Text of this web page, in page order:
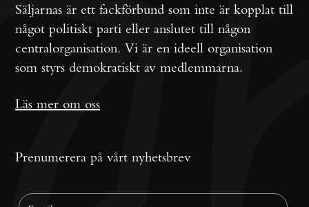
Säljarnas är ett fackförbund som inte är kopplat till
något politiskt parti eller anslutet till någon
centralorganisation. Vi är en ideell organisation
som styrs demokratiskt av medlemmarna.
Läs mer om oss
Prenumerera på vårt nyhetsbrev